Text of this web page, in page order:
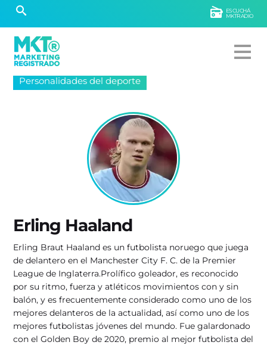
ESCUCHÁ
MKTRADIO
Personalidades del deporte
Erling Haaland
Erling Braut Haaland es un futbolista noruego que juega
de delantero en el Manchester City F. C. de la Premier
League de Inglaterra.​ Prolífico goleador, es reconocido
por su ritmo, fuerza y atléticos movimientos con y sin
balón, y es frecuentemente considerado como uno de los
mejores delanteros de la actualidad,​ así como uno de los
mejores futbolistas jóvenes del mundo.​​​ Fue galardonado
con el Golden Boy de 2020,​ premio al mejor futbolista del